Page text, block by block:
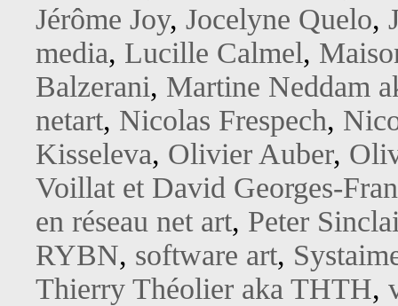
Jérôme Joy, Jocelyne Quelo,
media, Lucille Calmel,
Balzerani, Martine Neddam
netart, Nicolas Frespech,
Kisseleva, Olivier Auber,
Voillat et David Georges-
en réseau net art, Peter
RYBN, software art,
Thierry Théolier aka THTH,